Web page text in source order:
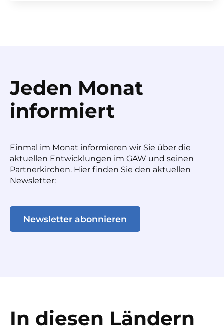
Jeden Monat
informiert
Einmal im Monat informieren wir Sie über die
aktuellen Entwicklungen im GAW und seinen
Partnerkirchen. Hier finden Sie den aktuellen
Newsletter:
Newsletter abonnieren
In diesen Ländern